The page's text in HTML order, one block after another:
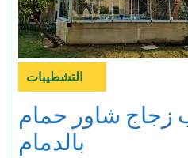
التشطيبات
Category
زجاج شاور حمام
بالدمام